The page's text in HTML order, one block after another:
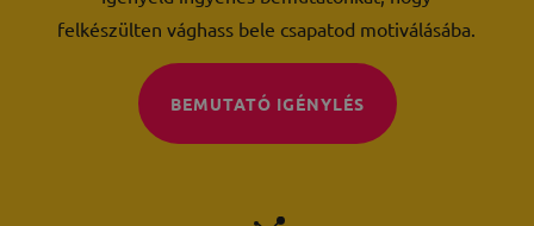
felkészülten vághass bele csapatod motiválásába.
BEMUTATÓ IGÉNYLÉS